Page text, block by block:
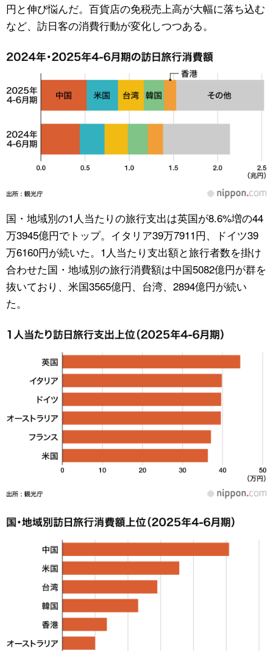
円と伸び悩んだ。百貨店の免税売上高が大幅に落ち込む
など、訪日客の消費行動が変化しつつある。
国・地域別の1人当たりの旅行支出は英国が8.6%増の44
万3945億円でトップ。イタリア39万7911円、ドイツ39
万6160円が続いた。1人当たり支出額と旅行者数を掛け
合わせた国・地域別の旅行消費額は中国5082億円が群を
抜いており、米国3565億円、台湾、2894億円が続い
た。